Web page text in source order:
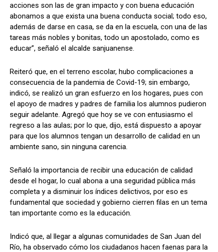
acciones son las de gran impacto y con buena educación
abonamos a que exista una buena conducta social; todo eso,
además de darse en casa, se da en la escuela, con una de las
tareas más nobles y bonitas, todo un apostolado, como es
educar”, señaló el alcalde sanjuanense.
Reiteró que, en el terreno escolar, hubo complicaciones a
consecuencia de la pandemia de Covid-19; sin embargo,
indicó, se realizó un gran esfuerzo en los hogares, pues con
el apoyo de madres y padres de familia los alumnos pudieron
seguir adelante. Agregó que hoy se ve con entusiasmo el
regreso a las aulas; por lo que, dijo, está dispuesto a apoyar
para que los alumnos tengan un desarrollo de calidad en un
ambiente sano, sin ninguna carencia.
Señaló la importancia de recibir una educación de calidad
desde el hogar, lo cual abona a una seguridad pública más
completa y a disminuir los índices delictivos, por eso es
fundamental que sociedad y gobierno cierren filas en un tema
tan importante como es la educación.
Indicó que, al llegar a algunas comunidades de San Juan del
Río, ha observado cómo los ciudadanos hacen faenas para la